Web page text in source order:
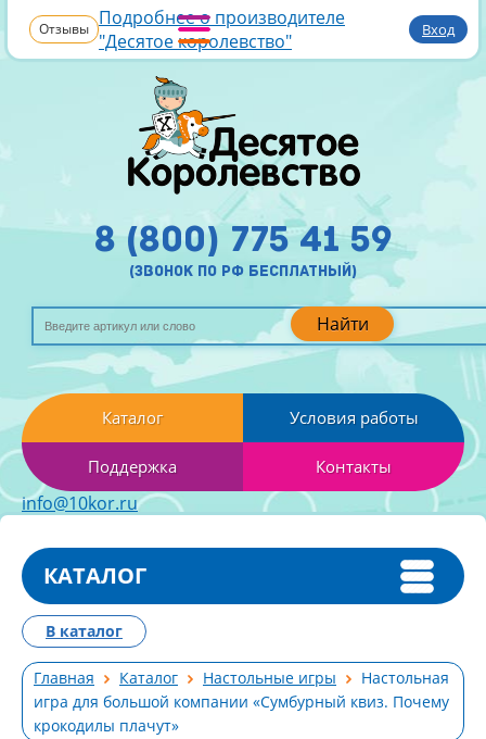
Отзывы Подробнее о производителе
"Десятое королевство"
Вход
Найти
8 (800) 775 41 59
(звонок по рф бесплатный)
Каталог Условия работы
Поддержка Контакты
info@10kor.ru
КАТАЛОГ
Главная Каталог Настольные игры
Настольная
игра для большой компании «Сумбурный квиз. Почему
крокодилы плачут»
В каталог